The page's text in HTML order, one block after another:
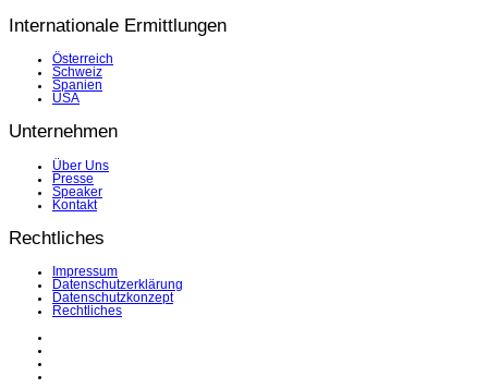
Internationale Ermittlungen
Österreich
Schweiz
Spanien
USA
Unternehmen
Über Uns
Presse
Speaker
Kontakt
Rechtliches
Impressum
Datenschutzerklärung
Datenschutzkonzept
Rechtliches